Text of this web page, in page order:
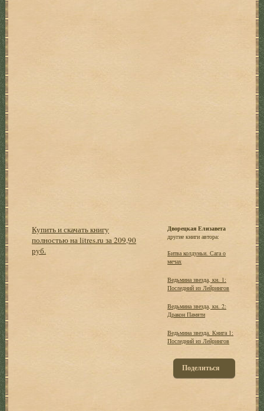
Купить и скачать книгу
полностью на litres.ru за 209,90
руб.
Дворецкая Елизавета
другие книги автора:
Битва колдуньи. Сага о
мечах
Ведьмина звезда, кн. 1:
Последний из Лейрингов
Ведьмина звезда, кн. 2:
Дракон Памяти
Ведьмина звезда. Книга 1:
Последний из Лейрингов
Поделиться